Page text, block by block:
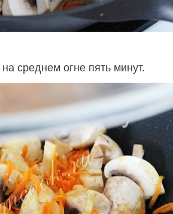
среднем огне пять минут.